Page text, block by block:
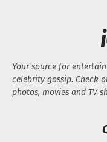
Your source for
celebrity gossip. Check
photos, movies and TV